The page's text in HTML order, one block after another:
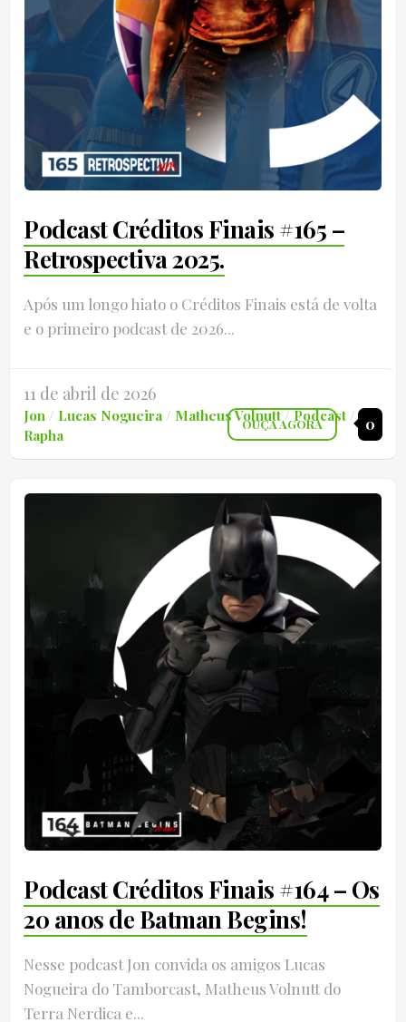
Podcast Créditos Finais #165 –
Retrospectiva 2025.
Após um longo hiato o Créditos Finais está de volta
e o primeiro podcast de 2026...
11 de abril de 2026
Jon / Lucas Nogueira / Matheus Volnutt/Podcast /
Rapha
0
OUÇA AGORA
Podcast Créditos Finais #164 – Os
20 anos de Batman Begins!
Nesse podcast Jon convida os amigos Lucas
Nogueira do Tamborcast, Matheus Volnutt do
Terra Nerdica e...